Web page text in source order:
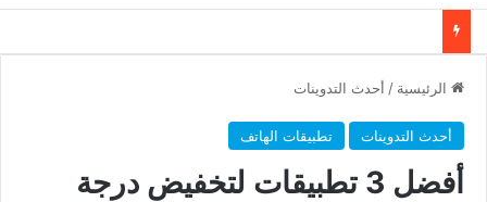
الرئيسية / أحدث التدوينات
أحدث التدوينات تطبيقات الهاتف
أفضل 3 تطبيقات لتخفيض درجة